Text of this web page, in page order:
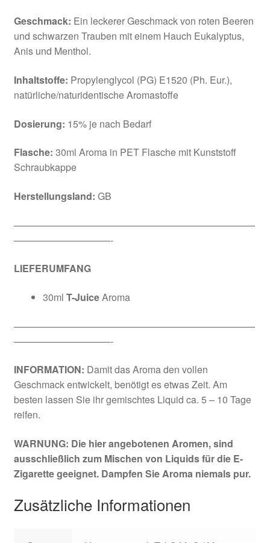
Geschmack: Ein leckerer Geschmack von roten Beeren
und schwarzen Trauben mit einem Hauch Eukalyptus,
Anis und Menthol.
Inhaltstoffe: Propylenglycol (PG) E1520 (Ph. Eur.),
natürliche/naturidentische Aromastoffe
Dosierung: 15% je nach Bedarf
Flasche: 30ml Aroma in PET Flasche mit Kunststoff
Schraubkappe
Herstellungsland: GB
—————————————————————————
——————————-
LIEFERUMFANG
30ml T-JuiceAroma
—————————————————————————
——————————-
INFORMATION: Damit das Aroma den vollen
Geschmack entwickelt, benötigt es etwas Zeit. Am
besten lassen Sie ihr gemischtes Liquid ca. 5 – 10 Tage
reifen.
WARNUNG: Die hier angebotenen Aromen, sind
ausschließlich zum Mischen von Liquids für die E-
Zigarette geeignet. Dampfen Sie Aroma niemals pur.
Zusätzliche Informationen